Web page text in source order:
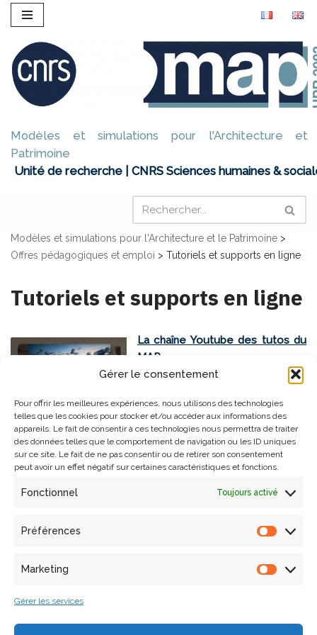
Gérer le consentement
Pour offrir les meilleures expériences, nous utilisons des technologies
telles que les cookies pour stocker et/ou accéder aux informations des
appareils. Le fait de consentir à ces technologies nous permettra de traiter
des données telles que le comportement de navigation ou les ID uniques
sur ce site. Le fait de ne pas consentir ou de retirer son consentement
peut avoir un effet négatif sur certaines caractéristiques et fonctions.
Fonctionnel Toujours activé
Préférences
Marketing
Gérer les services
au
contenu
Modèles et simulations pour l'Architecture
Patrimoine
Unité de recherche | CNRS Sciences humaines &
Modèles et simulations pour l'Architecture et le Patrimoine >
Offres pédagogiques et emploi > Tutoriels et supports en ligne
Tutoriels et supports en ligne
La chaîne Youtube des tutos du
MAP
Plateforme wiki ELysi-HUM
visualisation d’informations)